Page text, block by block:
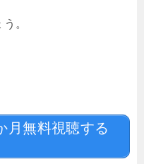
。
月無料視聴する